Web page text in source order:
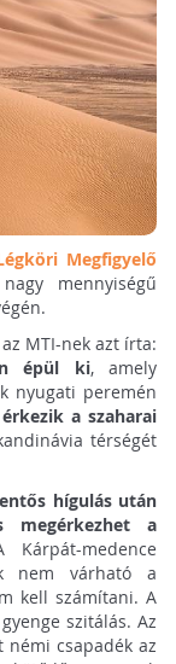
Megfigyelő
mennyiségű
MTI-nek azt írta:
épül ki, amely
nyugati peremén
a szaharai
térségét
hígulás után
megérkezhet a
Kárpát-medence
nem várható a
kell számítani. A
szitálás. Az
csapadék az